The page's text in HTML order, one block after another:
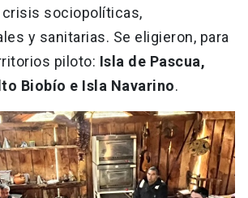
sociopolíticas,
y sanitarias. Se eligieron, para
piloto: Isla de Pascua,
Biobío e Isla Navarino.